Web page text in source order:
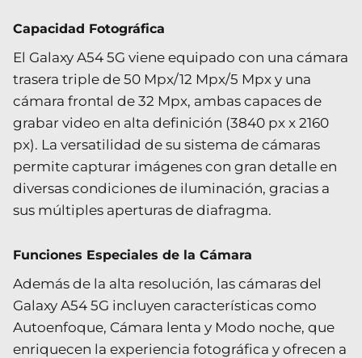
Capacidad Fotográfica
El Galaxy A54 5G viene equipado con una cámara
trasera triple de 50 Mpx/12 Mpx/5 Mpx y una
cámara frontal de 32 Mpx, ambas capaces de
grabar video en alta definición (3840 px x 2160
px). La versatilidad de su sistema de cámaras
permite capturar imágenes con gran detalle en
diversas condiciones de iluminación, gracias a
sus múltiples aperturas de diafragma.
Funciones Especiales de la Cámara
Además de la alta resolución, las cámaras del
Galaxy A54 5G incluyen características como
Autoenfoque, Cámara lenta y Modo noche, que
enriquecen la experiencia fotográfica y ofrecen a